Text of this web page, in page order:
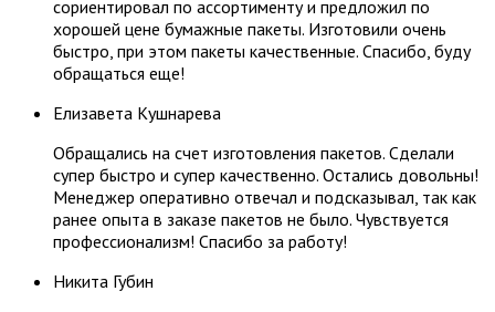
сориентировал по ассортименту и предложил по
хорошей цене бумажные пакеты. Изготовили очень
быстро, при этом пакеты качественные. Спасибо, буду
обращаться еще!
Елизавета Кушнарева
Обращались на счет изготовления пакетов. Сделали
супер быстро и супер качественно. Остались довольны!
Менеджер оперативно отвечал и подсказывал, так как
ранее опыта в заказе пакетов не было. Чувствуется
профессионализм! Спасибо за работу!
​Никита Губин​